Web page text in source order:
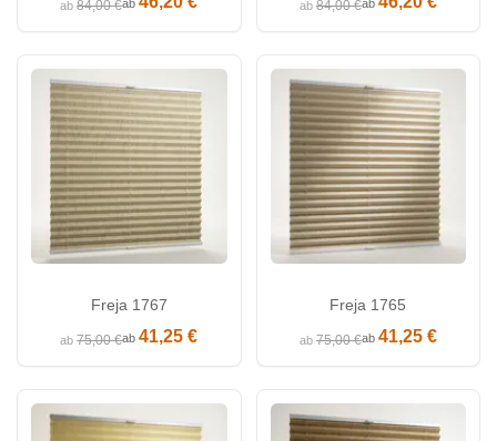
ab84,00 €ab ab84,00 €ab
Freja 1767
ab75,00 €ab41,25 €
Freja 1765
ab75,00 €ab 41,25 €